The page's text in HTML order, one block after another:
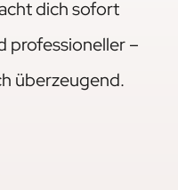
dich sofort
professioneller –
überzeugend.